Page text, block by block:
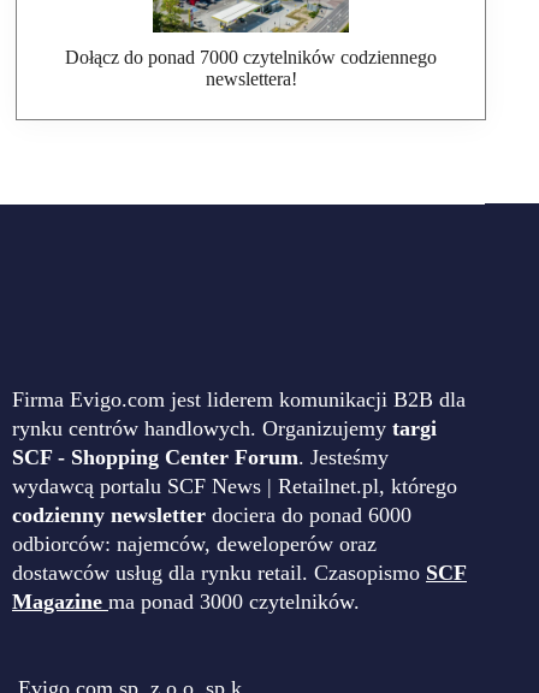
Dołącz do ponad 7000 czytelników codziennego
newslettera!
Firma Evigo.com jest liderem komunikacji B2B dla
rynku centrów handlowych. Organizujemy targi
SCF - Shopping Center Forum. Jesteśmy
wydawcą portalu SCF News | Retailnet.pl, którego
codzienny newsletter dociera do ponad 6000
odbiorców: najemców, deweloperów oraz
dostawców usług dla rynku retail. Czasopismo SCF
Magazine ma ponad 3000 czytelników.
Evigo.com sp. z o.o. sp.k.